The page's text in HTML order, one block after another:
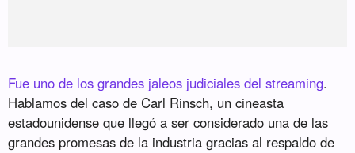
Fue uno de los grandes jaleos judiciales del streaming.
Hablamos del caso de Carl Rinsch, un cineasta
estadounidense que llegó a ser considerado una de las
grandes promesas de la industria gracias al respaldo de